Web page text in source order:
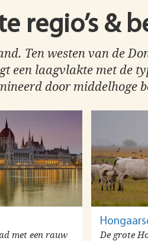
regio’s &
Ten westen van de
een laagvlakte met de
door middelhoge
met een rauw
De grote